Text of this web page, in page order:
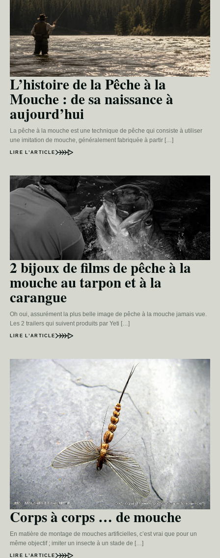
L’histoire de la Pêche à la
Mouche : de sa naissance à
aujourd’hui
La pêche à la mouche est une technique de pêche qui consiste à utiliser
une imitation de mouche, généralement fabriquée à partir […]
LIRE L’ARTICLE
2 bijoux de films de pêche à la
mouche au tarpon et à la
carangue
Oh oui, assurément la plus belle image de pêche à la mouche jamais vue.
Les 2 trailers qui suivent produits par Yeti […]
LIRE L’ARTICLE
Corps à corps … de mouche
En matière de montage de mouches artificielles, c’est vrai que pour un
même objectif ; imiter un insecte à un stade de […]
LIRE L’ARTICLE